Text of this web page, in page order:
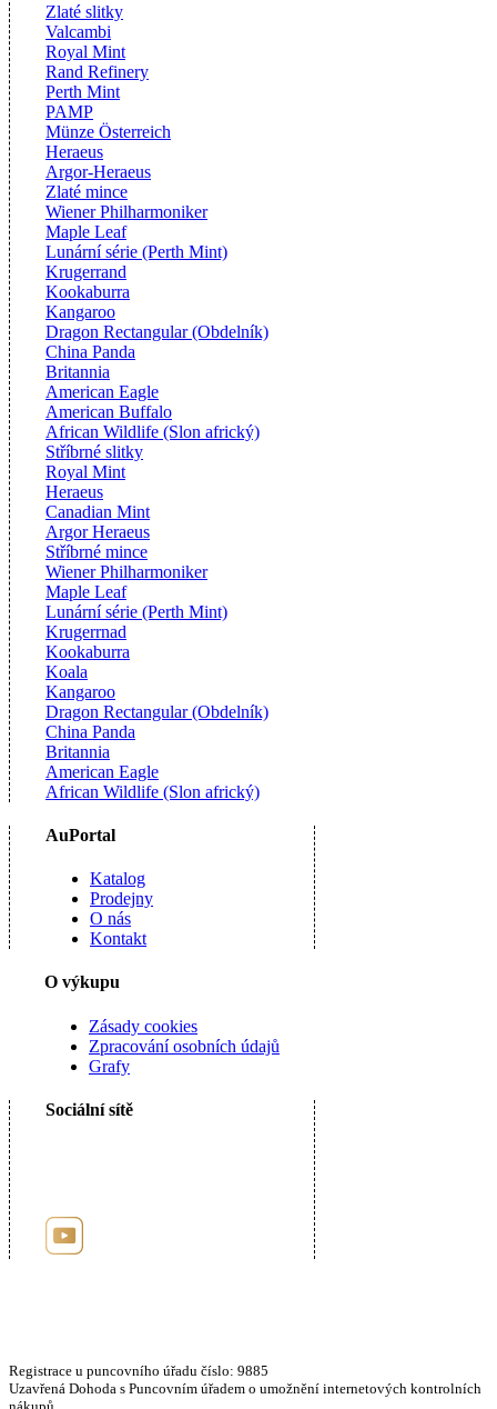
Zlaté slitky
Valcambi
Royal Mint
Rand Refinery
Perth Mint
PAMP
Münze Österreich
Heraeus
Argor-Heraeus
Zlaté mince
Wiener Philharmoniker
Maple Leaf
Lunární série (Perth Mint)
Krugerrand
Kookaburra
Kangaroo
Dragon Rectangular (Obdelník)
China Panda
Britannia
American Eagle
American Buffalo
African Wildlife (Slon africký)
Stříbrné slitky
Royal Mint
Heraeus
Canadian Mint
Argor Heraeus
Stříbrné mince
Wiener Philharmoniker
Maple Leaf
Lunární série (Perth Mint)
Krugerrnad
Kookaburra
Koala
Kangaroo
Dragon Rectangular (Obdelník)
China Panda
Britannia
American Eagle
African Wildlife (Slon africký)
AuPortal
Katalog
Prodejny
O nás
Kontakt
O výkupu
Zásady cookies
Zpracování osobních údajů
Grafy
Sociální sítě
Registrace u puncovního úřadu číslo: 9885
Uzavřená Dohoda s Puncovním úřadem o umožnění internetových kontrolních